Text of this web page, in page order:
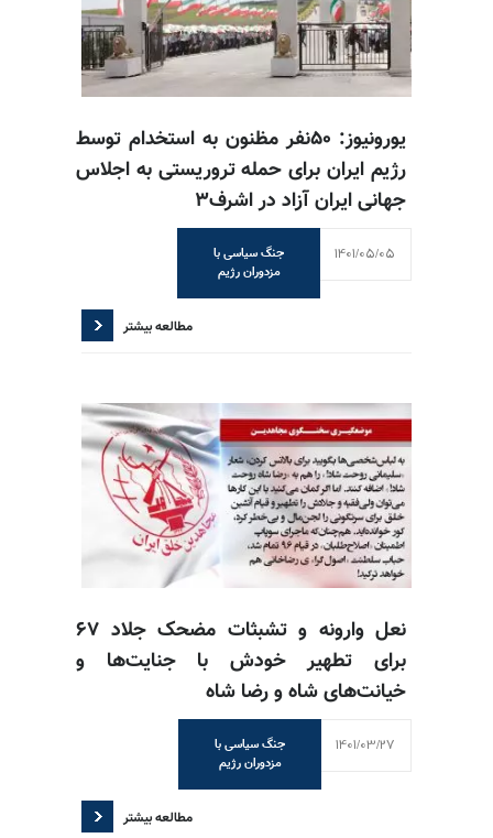
یورونیوز: ۵۰نفر مظنون به استخدام توسط
رژیم ایران برای حمله تروریستی به اجلاس
جهانی ایران آزاد در اشرف۳
جنگ سیاسی با
مزدوران رژیم
1401/05/05
مطالعه بیشتر
نعل وارونه و تشبثات مضحک جلاد ۶۷
برای تطهیر خودش با جنایت‌ها و
خیانت‌های شاه و رضا شاه
جنگ سیاسی با
مزدوران رژیم
1401/03/27
مطالعه بیشتر